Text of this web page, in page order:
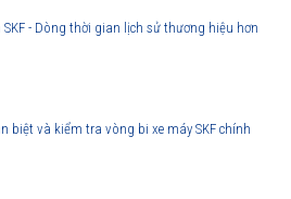
- Dòng thời gian lịch sử thương hiệu hơn
biệt và kiểm tra vòng bi xe máy SKF chính